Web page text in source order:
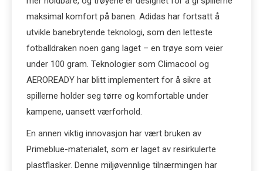
maksimal komfort på banen. Adidas har fortsatt å
utvikle banebrytende teknologi, som den letteste
fotballdraken noen gang laget – en trøye som veier
under 100 gram. Teknologier som Climacool og
AEROREADY har blitt implementert for å sikre at
spillerne holder seg tørre og komfortable under
kampene, uansett værforhold.
En annen viktig innovasjon har vært bruken av
Primeblue-materialet, som er laget av resirkulerte
plastflasker. Denne miljøvennlige tilnærmingen har